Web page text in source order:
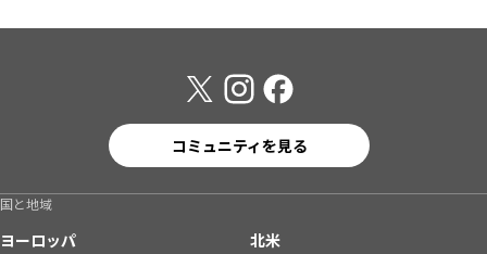
コミュニティを見る
国と地域
ヨーロッパ
北米